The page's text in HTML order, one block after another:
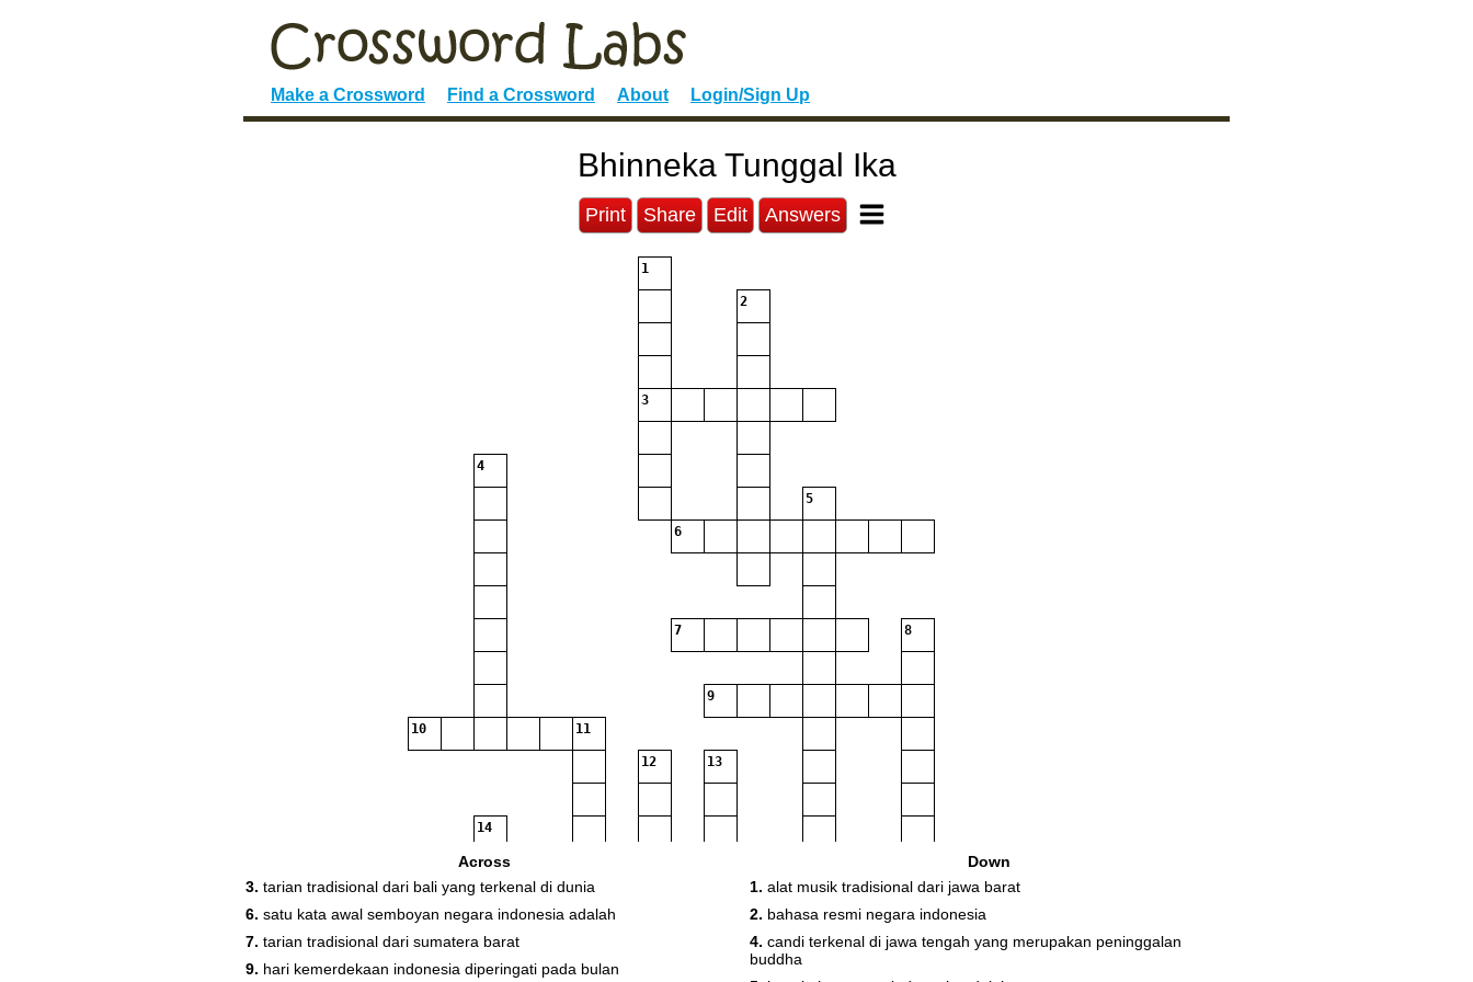
Make a Crossword Find a Crossword About Login/Sign Up
Bhinneka Tunggal Ika
Print Share Edit Answers
1
2
3
4
5
6
7 8
9
10 11
12 13
14
15
Across
3. tarian tradisional dari bali yang terkenal di dunia
6. satu kata awal semboyan negara indonesia adalah
7. tarian tradisional dari sumatera barat
9. hari kemerdekaan indonesia diperingati pada bulan
Down
1. alat musik tradisional dari jawa barat
2. bahasa resmi negara indonesia
4. candi terkenal di jawa tengah yang merupakan peninggalan
buddha